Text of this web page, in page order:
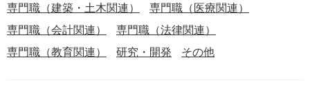
専門職（建築・土木関連）
専門職（医療関連）
専門職（会計関連）
専門職（法律関連）
専門職（教育関連）
研究・開発 その他